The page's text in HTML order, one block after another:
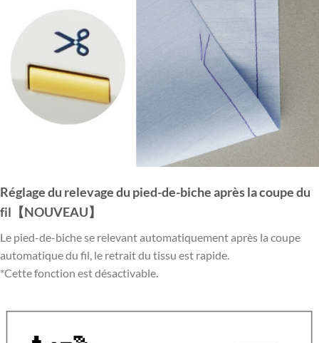
Réglage du relevage du pied-de-biche après la coupe du
fil【NOUVEAU】
Le pied-de-biche se relevant automatiquement après la coupe
automatique du fil, le retrait du tissu est rapide.
*Cette fonction est désactivable.